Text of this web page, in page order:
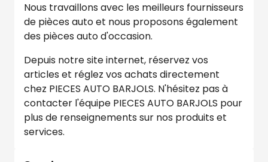
Nous travaillons avec les meilleurs fournisseurs
de pièces auto et nous proposons également
des pièces auto d'occasion.
Depuis notre site internet, réservez vos
articles et réglez vos achats directement
chez PIECES AUTO BARJOLS. N'hésitez pas à
contacter l'équipe PIECES AUTO BARJOLS pour
plus de renseignements sur nos produits et
services.